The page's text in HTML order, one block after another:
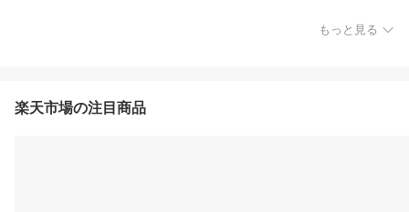
もっと見る
楽天市場の注目商品